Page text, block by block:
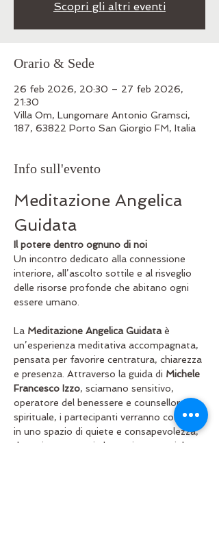
Scopri gli altri eventi
Orario & Sede
26 feb 2026, 20:30 – 27 feb 2026,
21:30
Villa Om, Lungomare Antonio Gramsci,
187, 63822 Porto San Giorgio FM, Italia
Info sull'evento
Meditazione Angelica
Guidata
Il potere dentro ognuno di noi
Un incontro dedicato alla connessione
interiore, all’ascolto sottile e al risveglio
delle risorse profonde che abitano ogni
essere umano.
La Meditazione Angelica Guidata è
un’esperienza meditativa accompagnata,
pensata per favorire centratura, chiarezza
e presenza. Attraverso la guida di Michele
Francesco Izzo, sciamano sensitivo,
operatore del benessere e counsellor
spirituale, i partecipanti verranno condotti
in uno spazio di quiete e consapevolezza,
dove riconnettersi al proprio potenziale